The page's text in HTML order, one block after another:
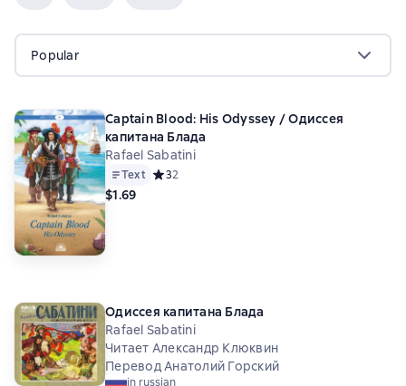
Popular
Captain Blood: His Odyssey / Одиссея
капитана Блада
Rafael Sabatini
Text Средний рейтинг 3 на основе 2 оценок
32
$1.69
Одиссея капитана Блада
Rafael Sabatini
Читает Александр Клюквин
Перевод Анатолий Горский
in russian